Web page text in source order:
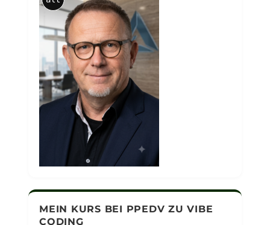
MEIN KURS BEI PPEDV ZU VIBE
CODING